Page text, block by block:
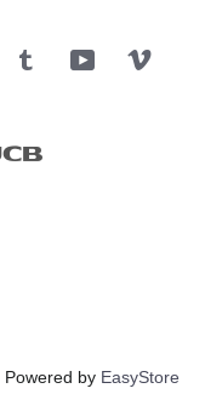
Tumblr YouTube
by EasyStore